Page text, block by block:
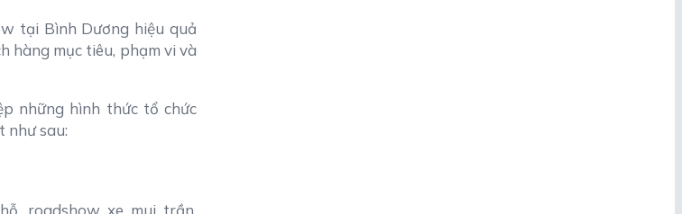
tại Bình Dương hiệu quả
hàng mục tiêu, phạm vi và
những hình thức tổ chức
như sau:
roadshow xe mui trần,